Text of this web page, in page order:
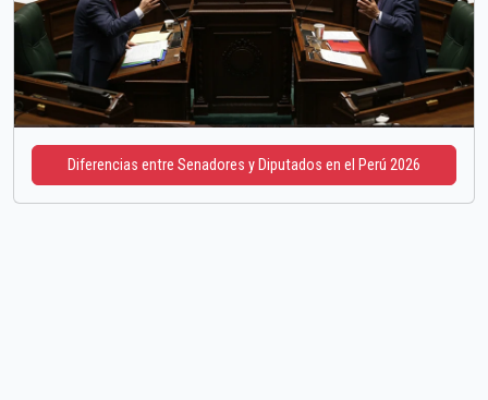
Diferencias entre Senadores y Diputados en el Perú 2026